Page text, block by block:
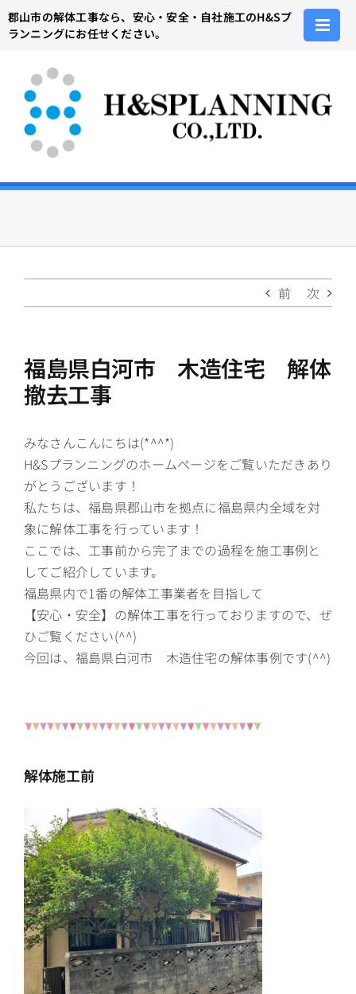
Skip
to
郡山市の解体工事なら、安心・安全・自社施工のH&Sプ
ランニングにお任せください。
前 次
福島県白河市 木造住宅 解体
撤去工事
みなさんこんにちは(*^^*)
H&Sプランニングのホームページをご覧いただきあり
がとうございます！
私たちは、福島県郡山市を拠点に福島県内全域を対
象に解体工事を行っています！
ここでは、工事前から完了までの過程を施工事例と
してご紹介しています。
福島県内で1番の解体工事業者を目指して
【安心・安全】の解体工事を行っておりますので、ぜ
ひご覧ください(^^)
今回は、福島県白河市 木造住宅の解体事例です(^^)
解体施工前